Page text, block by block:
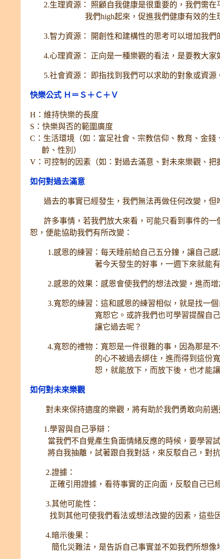
2.生理資源： 照顧自我健康是很重要的，我們需在
我們high起來，促進我們健康有效的生理
3.智力資源： 開創性和建構性的思考可以增加我們
4.心理資源： 正向是一種樂觀的看法，是要教大家
5.社會資源： 即指找到我們可以求助的對象或資
快樂公式 Ｈ＝Ｓ＋Ｃ＋Ｖ
H：維持快樂的長度
S：快樂與否的範圍廣度
C：生活環境（如：富足社會、宗教信仰、教育、金
齡、性別）
V：可控制的因素（如：對過去滿意、對未來樂觀
如何對過去滿意
過去的事實已經發生，我們無法再做任何改變，但
許多事情，若我們放大來看，可能只看到事件的一
恕，便能協助我們有所改變：
1.感恩的練習：每天睡前給自己五分鐘，讓自己感
著今天發生的好事，一週下來就能有神
2.感恩的效果：感恩會使我們的想法改變，進而增
3.寬恕的練習：這和感恩的練習相似，就是找一個
寬恕它。或許我們也可學習提醒自己：N年
讓它過去呢？
4.寬恕的禮物：寬恕是一件很難的事，因為那是不
的心不被過去綁住，進而得到這份寬恕的禮
恕，就能放下，而放下後，也才能讓
如何對未來樂觀
對未來保持適度的樂觀，將有助於我們勇敢向前邁
1.學習與自己爭辯：
當我們不自覺產生負面情緒反應的時候，要學習試
將自我抽離，試著跟自我對話，來反駁自己，對抗
2.證據：
正確引用證據，看待事實的正向面，反駁自己已
3.其他可能性：
找到其他可使我們看法或想法改變的因素，這些
4.暗示後果：
簡化災難法，是告訴自己事實並不如我們所想像